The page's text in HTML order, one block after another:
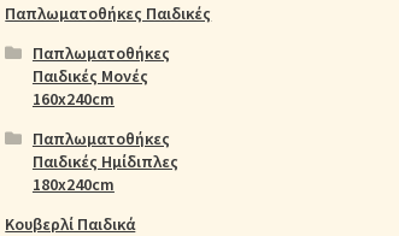
Παπλωματοθήκες Παιδικές
Παπλωματοθήκες
Παιδικές Μονές
160x240cm
Παπλωματοθήκες
Παιδικές Ημίδιπλες
180x240cm
Κουβερλί Παιδικά